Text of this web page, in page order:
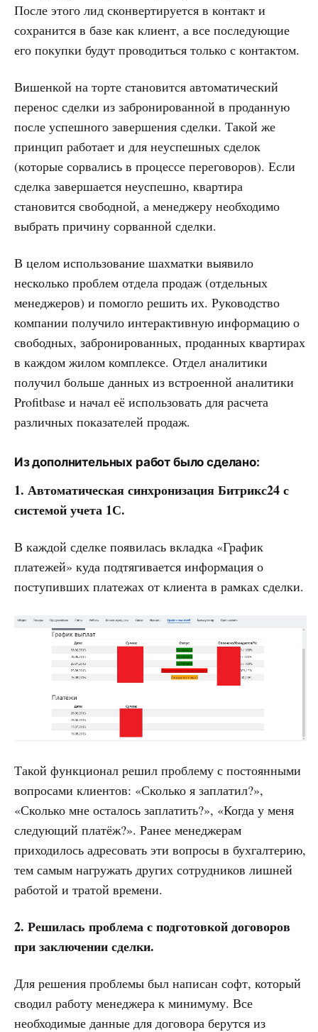
После этого лид сконвертируется в контакт и
сохранится в базе как клиент, а все последующие
его покупки будут проводиться только с контактом.
Вишенкой на торте становится автоматический
перенос сделки из забронированной в проданную
после успешного завершения сделки. Такой же
принцип работает и для неуспешных сделок
(которые сорвались в процессе переговоров). Если
сделка завершается неуспешно, квартира
становится свободной, а менеджеру необходимо
выбрать причину сорванной сделки.
В целом использование шахматки выявило
несколько проблем отдела продаж (отдельных
менеджеров) и помогло решить их. Руководство
компании получило интерактивную информацию о
свободных, забронированных, проданных квартирах
в каждом жилом комплексе. Отдел аналитики
получил больше данных из встроенной аналитики
Profitbase и начал её использовать для расчета
различных показателей продаж.
Из дополнительных работ было сделано:
1. Автоматическая синхронизация Битрикс24 с
системой учета 1С.
В каждой сделке появилась вкладка «График
платежей» куда подтягивается информация о
поступивших платежах от клиента в рамках сделки.
Такой функционал решил проблему с постоянными
вопросами клиентов: «Сколько я заплатил?»,
«Сколько мне осталось заплатить?», «Когда у меня
следующий платёж?». Ранее менеджерам
приходилось адресовать эти вопросы в бухгалтерию,
тем самым нагружать других сотрудников лишней
работой и тратой времени.
2. Решилась проблема с подготовкой договоров
при заключении сделки.
Для решения проблемы был написан софт, который
сводил работу менеджера к минимуму. Все
необходимые данные для договора берутся из